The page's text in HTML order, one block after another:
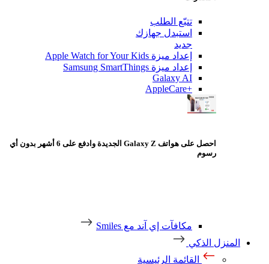
تتبّع الطلب
استبدل جهازك
إعداد ميزة Apple Watch for Your Kids
إعداد ميزة Samsung SmartThings
Galaxy AI
احصل على هواتف Galaxy Z الجديدة وادفع على 6 أشهر بدون أي
مكافآت إي آند مع Smiles
الذكي
القائمة الرئيسية